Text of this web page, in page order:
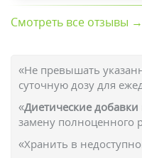
Смотреть все отзывы →
«Не превышать
суточную дозу для
«Диетические добавки
замену полноценного
«Хранить в